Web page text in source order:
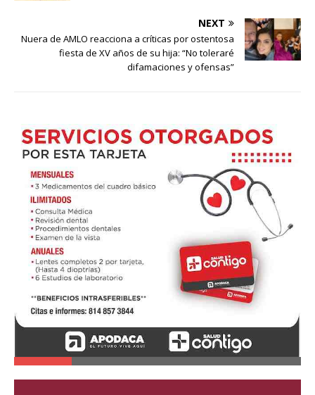
NEXT
Nuera de AMLO reacciona a críticas por ostentosa
fiesta de XV años de su hija: “No toleraré
difamaciones y ofensas”